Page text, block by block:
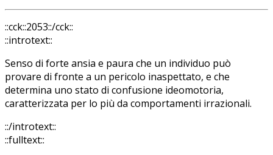
::cck::2053::/cck::
::introtext::
Senso di forte ansia e paura che un individuo può
provare di fronte a un pericolo inaspettato, e che
determina uno stato di confusione ideomotoria,
caratterizzata per lo più da comportamenti irrazionali.
::/introtext::
::fulltext::